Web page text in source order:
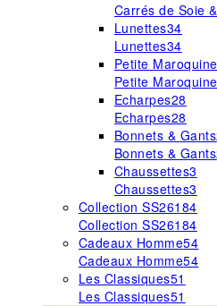
Carrés de Soie
Lunettes34
Lunettes34
Petite
Petite
Echarpes28
Echarpes28
Bonnets & Gants
Bonnets & Gants
Chaussettes3
Chaussettes3
Collection SS26184
Collection SS26184
Cadeaux Homme54
Cadeaux Homme54
Les Classiques51
Les Classiques51